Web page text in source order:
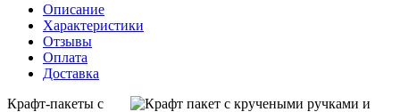
Описание
Характеристики
Отзывы
Оплата
Доставка
Крафт-пакеты с